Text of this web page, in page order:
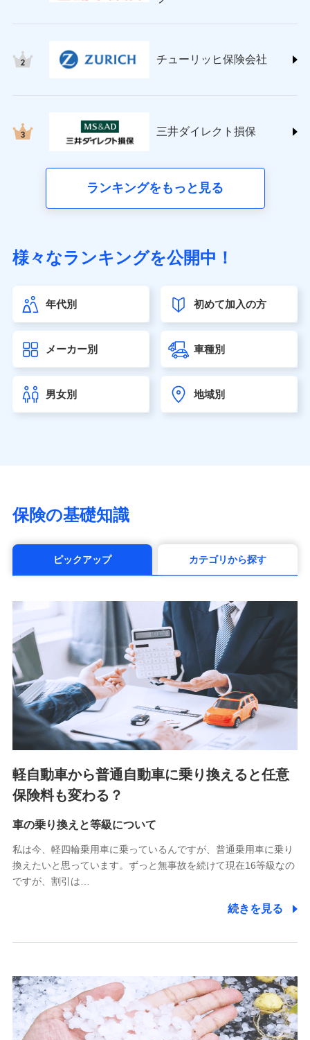
(https://www.nisshinfire.co.jp/)
(https://www.petfamilyins.co.jp/)
ins.com/)
三井ダイレクト損害保険株式会社
（https://www.sonylife.co.jp）
第一ネオ生命保険株式会社（https://neofirst.co.jp/）
大樹生命保険株式会社（https://www.taiju-life.co.jp）
seimei.co.jp）
チューリッヒ生命保険株式会社
東京海上日動あんしん生命保険株式会社
（https://www.tmn-anshin.co.jp/）
マニュライフ生命保険株式会社
（https://www.manulife.co.jp/）
（https://www.msa-life.co.jp/）
メットライフ生命株式会社(https://www.metlife.co.jp/)
■少額短期保険
株式会社アシロ少額短期保険 (https://kailash.co.jp/)
SBIいきいき少額短期保険会社 (https://www.i-
sedai.com/)
SBIペット少額短期保険株式会社 (https://www.sbipet-
ssi.co.jp/)
SBIリスタ少額短期保険会社
(https://www.jishin.co.jp/)
スマートプラス少額短期保険株式会社
チューリッヒ少額短期保険株式会社
(https://www.zurichssi.co.jp/)
(https://www.tokiomarine-x.co.jp/)
(https://pshoken.co.jp/)
リトルファミリー少額短期保険株式会社
(https://www.littlefamily-ssi.com/)
郵便、電話、およびＥメール等により、当社と取引のあるも
た維持管理等の委託業務遂行のため、またそれらに付帯、関
連する当社および提携会社のサービスを案内、提供するため
（なお、当社は複数の保険会社と取引があり、取得した個人
情報を取引のある他の保険会社の商品・サービスをご提案す
るために利用させていただくことがあります。）
チューリッヒ保険会社
三井ダイレクト損保
ランキングをもっと見る
様々なランキングを公開中！
年代別 初めて加入の方
メーカー別 車種別
男女別 地域別
保険の基礎知識
ピックアップ カテゴリから探す
軽自動車から普通自動車に乗り換えると任意
保険料も変わる？
車の乗り換えと等級について
私は今、軽四輪乗用車に乗っているんですが、普通乗用車に乗り
換えたいと思っています。ずっと無事故を続けて現在16等級なの
ですが、割引は…
続きを見る